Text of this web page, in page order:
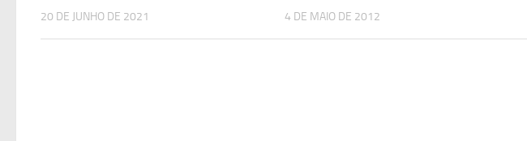
20 DE JUNHO DE 2021 4 DE MAIO DE 2012